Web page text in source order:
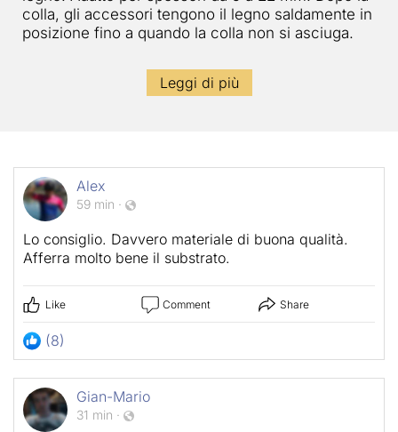
colla, gli accessori tengono il legno saldamente in
posizione fino a quando la colla non si asciuga.
Leggi di più
Alex
59 min ·
Lo consiglio. Davvero materiale di buona qualità.
Afferra molto bene il substrato.
Like Comment Share
(8)
Gian-Mario
31 min ·